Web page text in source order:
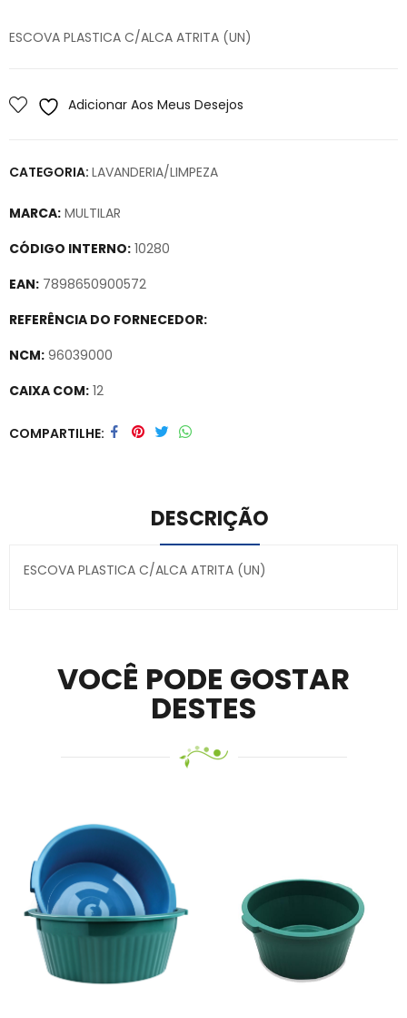
ESCOVA PLASTICA C/ALCA ATRITA (UN)
Adicionar Aos Meus Desejos
CATEGORIA: LAVANDERIA/LIMPEZA
MARCA: MULTILAR
CÓDIGO INTERNO: 10280
EAN: 7898650900572
REFERÊNCIA DO FORNECEDOR:
NCM: 96039000
CAIXA COM: 12
Secure crypto portfolio manager for desktops and mobile –
COMPARTILHE
DESCRIÇÃO
ESCOVA PLASTICA C/ALCA ATRITA (UN)
VOCÊ PODE GOSTAR
DESTES